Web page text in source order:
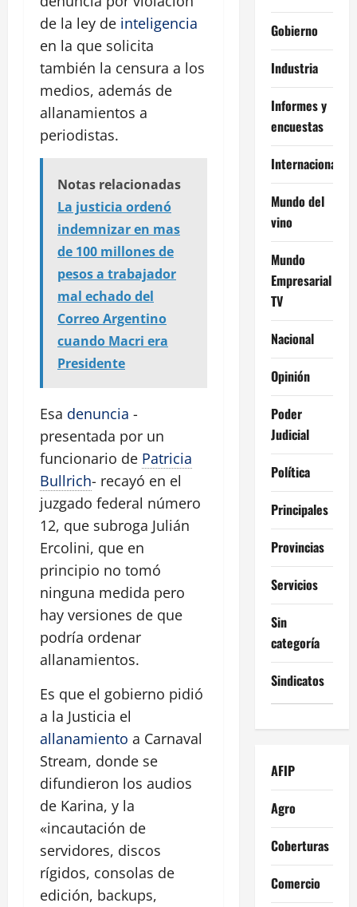
de la ley de inteligencia
en la que solicita
también la censura a los
medios, además de
allanamientos a
periodistas.
Notas relacionadas
La justicia ordenó
indemnizar en mas
de 100 millones de
pesos a trabajador
mal echado del
Correo Argentino
cuando Macri era
Presidente
Esa denuncia -
presentada por un
funcionario de Patricia
Bullrich- recayó en el
juzgado federal número
12, que subroga Julián
Ercolini, que en
principio no tomó
ninguna medida pero
hay versiones de que
podría ordenar
allanamientos.
Es que el gobierno pidió
a la Justicia el
allanamiento a Carnaval
Stream, donde se
difundieron los audios
de Karina, y la
«incautación de
servidores, discos
rígidos, consolas de
edición, backups,
Gobierno
Industria
Informes y
encuestas
Internacional
Mundo del
vino
Mundo
Empresarial
TV
Nacional
Opinión
Poder
Judicial
Política
Principales
Provincias
Servicios
Sin
categoría
Sindicatos
AFIP
Agro
Coberturas
Comercio